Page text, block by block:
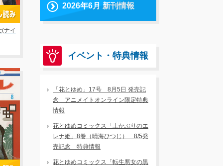
2026年6月 新刊情報
イベント・特典情報
「花とゆめ」17号 8月5日 発売記
念 アニメイトオンライン限定特典
情報
花とゆめコミックス「土かぶりのエ
レナ姫」8巻（晴海ひつじ） 8/5発
売記念 特典情報
花とゆめコミックス「転生悪女の黒
ナイ